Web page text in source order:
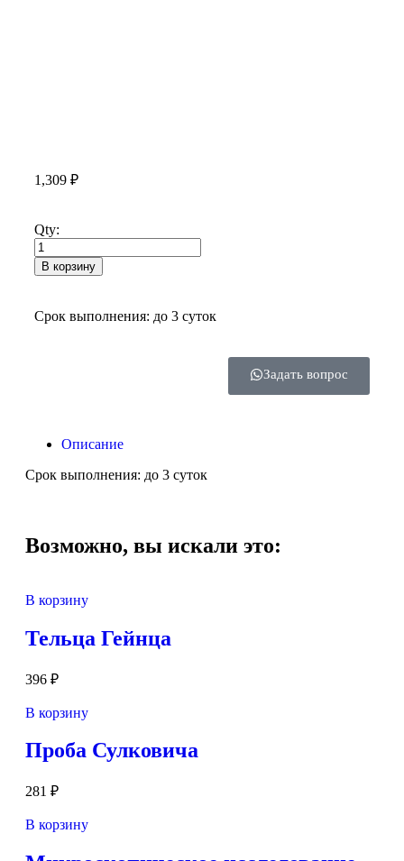
1,309 ₽
Qty:
В корзину
Срок выполнения: до 3 суток
Задать вопрос
Описание
Срок выполнения: до 3 суток
Возможно, вы искали это:
В корзину
Тельца Гейнца
396 ₽
В корзину
Проба Сулковича
281 ₽
В корзину